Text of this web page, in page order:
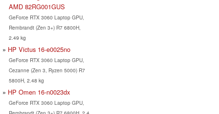
AMD 82RG001GUS
GeForce RTX 3060 Laptop GPU,
Rembrandt (Zen 3+) R7 6800H,
2.49 kg
HP Victus 16-e0025no
GeForce RTX 3060 Laptop GPU,
Cezanne (Zen 3, Ryzen 5000) R7
5800H, 2.48 kg
HP Omen 16-n0023dx
GeForce RTX 3060 Laptop GPU,